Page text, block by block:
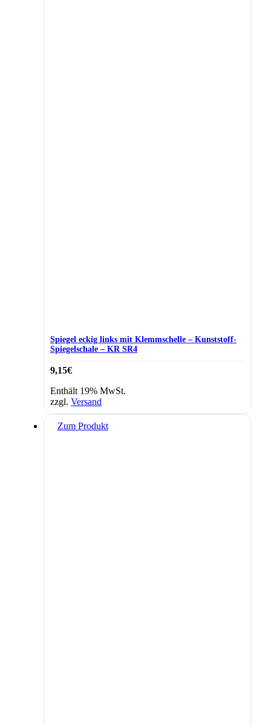
Spiegel eckig links mit Klemmschelle – Kunststoff-
Spiegelschale – KR SR4
9,15€
Enthält 19% MwSt.
zzgl. Versand
Zum Produkt